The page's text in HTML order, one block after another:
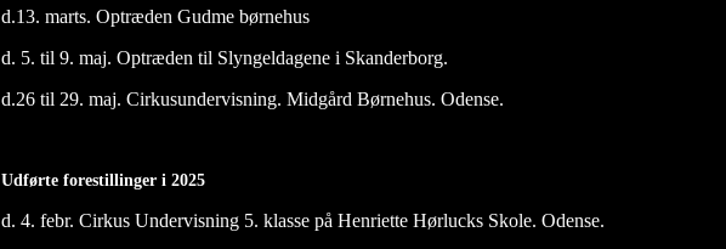
d.13. marts. Optræden Gudme børnehus
d. 5. til 9. maj. Optræden til Slyngeldagene i Skanderborg.
d.26 til 29. maj. Cirkusundervisning. Midgård Børnehus. Odense.
Udførte forestillinger i 2025
d. 4. febr. Cirkus Undervisning 5. klasse på Henriette Hørlucks Skole. Odense.